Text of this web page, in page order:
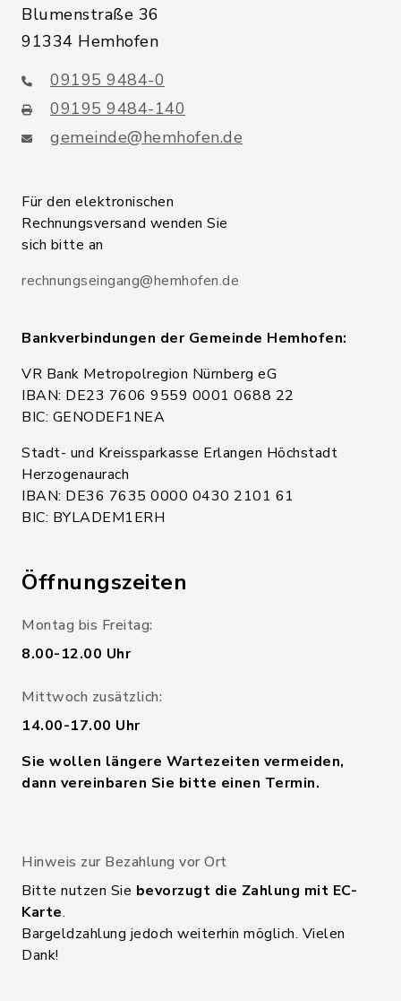
Blumenstraße 36
91334 Hemhofen
09195 9484-0
09195 9484-140
gemeinde@hemhofen.de
Für den elektronischen
Rechnungsversand wenden Sie
sich bitte an
rechnungseingang@hemhofen.de
Bankverbindungen der Gemeinde Hemhofen:
VR Bank Metropolregion Nürnberg eG
IBAN: DE23 7606 9559 0001 0688 22
BIC: GENODEF1NEA
Stadt- und Kreissparkasse Erlangen Höchstadt
Herzogenaurach
IBAN: DE36 7635 0000 0430 2101 61
BIC: BYLADEM1ERH
Öffnungszeiten
Montag bis Freitag:
8.00-12.00 Uhr
Mittwoch zusätzlich:
14.00-17.00 Uhr
Sie wollen längere Wartezeiten vermeiden,
dann vereinbaren Sie bitte einen Termin.
Hinweis zur Bezahlung vor Ort
Bitte nutzen Sie bevorzugt die Zahlung mit EC-
Karte.
Bargeldzahlung jedoch weiterhin möglich. Vielen
Dank!